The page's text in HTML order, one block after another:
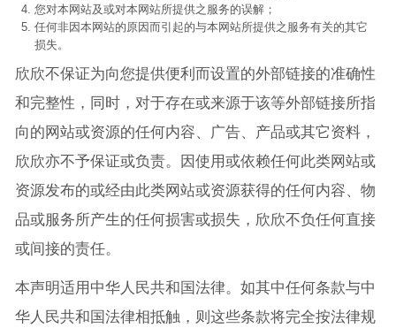
您对本网站及或对本网站所提供之服务的误解；
任何非因本网站的原因而引起的与本网站所提供之服务有关的其它
损失。
欣欣不保证为向您提供便利而设置的外部链接的准确性
和完整性，同时，对于存在或来源于该等外部链接所指
向的网站或资源的任何内容、广告、产品或其它资料，
欣欣亦不予保证或负责。因使用或依赖任何此类网站或
资源发布的或经由此类网站或资源获得的任何内容、物
品或服务所产生的任何损害或损失，欣欣不负任何直接
或间接的责任。
本声明适用中华人民共和国法律。如其中任何条款与中
华人民共和国法律相抵触，则这些条款将完全按法律规